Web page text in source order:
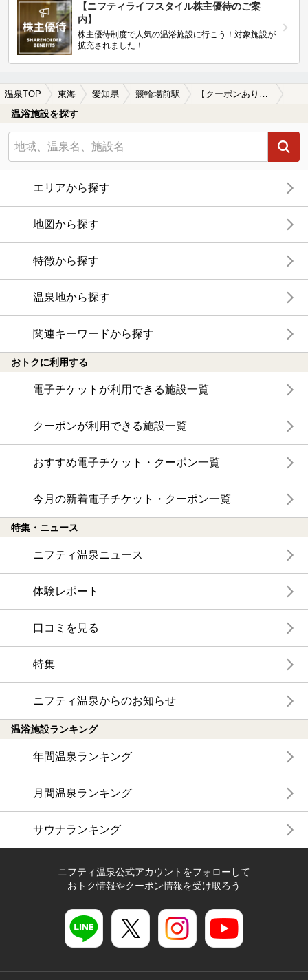
【ニフティライフスタイル株主優待のご案
内】
株主優待制度で人気の温浴施設に行こう！対象施設が
拡充されました！
温泉TOP 東海 愛知県 競輪場前駅 【クーポンあり】漫画が楽しめる競輪場前駅近くの温泉、日帰り温泉、スーパー銭湯おすすめ
温浴施設を探す
エリアから探す
地図から探す
特徴から探す
温泉地から探す
関連キーワードから探す
おトクに利用する
電子チケットが利用できる施設一覧
クーポンが利用できる施設一覧
おすすめ電子チケット・クーポン一覧
今月の新着電子チケット・クーポン一覧
特集・ニュース
ニフティ温泉ニュース
体験レポート
口コミを見る
特集
ニフティ温泉からのお知らせ
温浴施設ランキング
年間温泉ランキング
月間温泉ランキング
サウナランキング
ニフティ温泉公式アカウントをフォローして
おトク情報やクーポン情報を受け取ろう